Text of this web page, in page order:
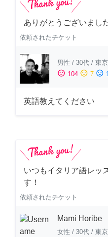
ありがとうございまし
依頼されたチケット
男性 / 30代 / 東
sentiment_satisfied 104 sentiment_neutral 7 sentiment_dissatisfied 1
英語教えてください
いつもイタリア語レッ
す！
依頼されたチケット
Mami Horibe
女性 / 30代 / 東